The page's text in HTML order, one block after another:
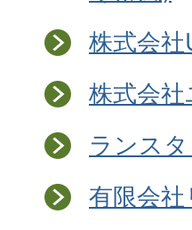
株式会
株式会
ランス
有限会